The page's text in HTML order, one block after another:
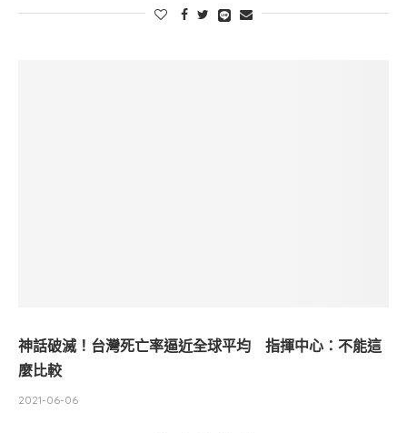
神話破滅！台灣死亡率逼近全球平均 指揮中心：不能這
麼比較
2021-06-06